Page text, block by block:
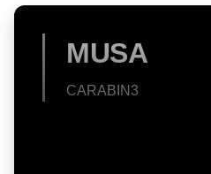
MUSA
CARABIN3